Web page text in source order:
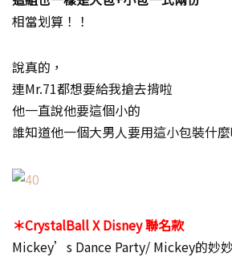
相當划算！！
說真的，
連Mr.71都想要給我搶去揹啦
他一直說他要這個小的
誰知道他一個大男人要用這小包裝什
＊CrystalBall X Disney 聯名款
Mickey’s Dance Party/ Mickey的妙